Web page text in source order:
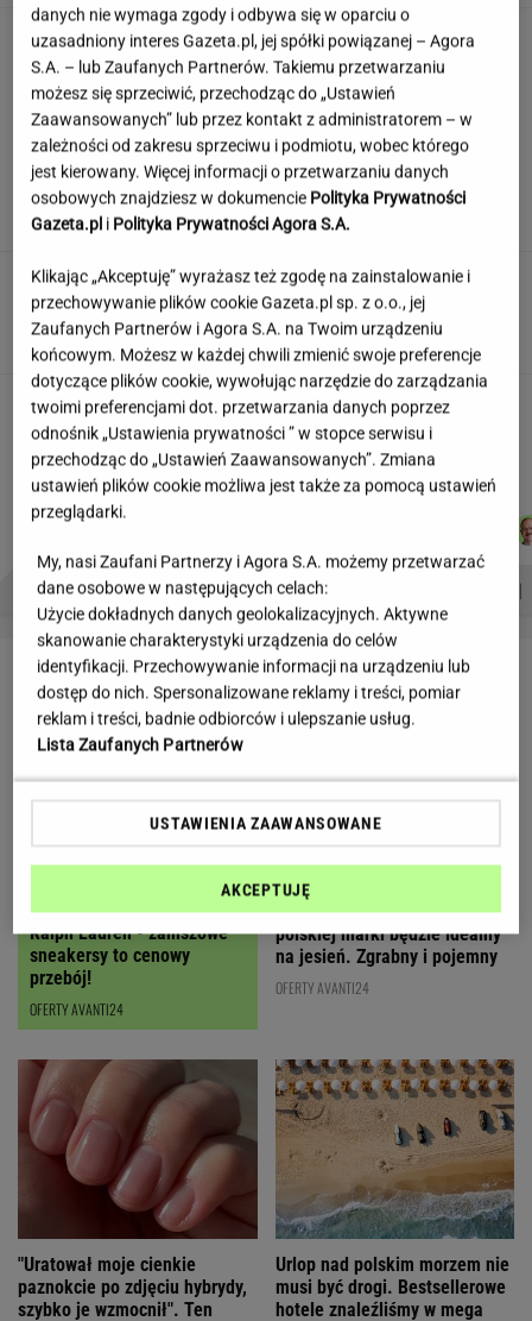
Letni quiz dla mistrzów wiedzy ogólnej. Tylko
erudyta pochwali się 20/20
To nie droga na skróty. Matka pokazuje, jak
naprawdę wygląda edukacja domowa
MATERIAŁ PROMOCYJNY
Partnerka Litewki po jego
śmierci: Niektórzy zlecieli się jak sępy
SUBSKRYPCJA
Najniższe poparcie dla PiS w sondażu od lat.
Doda i jej były mąż oskarżeni
PROBLEMY POLSKICH SIATKARZY ZNAK Z '30'
LETNIE OKAZJE
Czyszczenie magazynów
Ralph Lauren - zamszowe
sneakersy to cenowy
przebój!
OFERTY AVANTI24
Ten karmelowy kuferek od
polskiej marki będzie idealny
na jesień. Zgrabny i pojemny
OFERTY AVANTI24
"Uratował moje cienkie
paznokcie po zdjęciu hybrydy,
szybko je wzmocnił". Ten
Urlop nad polskim morzem nie
musi być drogi. Bestsellerowe
hotele znaleźliśmy w mega
danych nie wymaga zgody i odbywa się w oparciu o
uzasadniony interes Gazeta.pl, jej spółki powiązanej – Agora
S.A. – lub Zaufanych Partnerów. Takiemu przetwarzaniu
możesz się sprzeciwić, przechodząc do „Ustawień
Zaawansowanych” lub przez kontakt z administratorem – w
zależności od zakresu sprzeciwu i podmiotu, wobec którego
jest kierowany. Więcej informacji o przetwarzaniu danych
osobowych znajdziesz w dokumencie Polityka Prywatności
Gazeta.pl i Polityka Prywatności Agora S.A.
Klikając „Akceptuję” wyrażasz też zgodę na zainstalowanie i
przechowywanie plików cookie Gazeta.pl sp. z o.o., jej
Zaufanych Partnerów i Agora S.A. na Twoim urządzeniu
końcowym. Możesz w każdej chwili zmienić swoje preferencje
dotyczące plików cookie, wywołując narzędzie do zarządzania
twoimi preferencjami dot. przetwarzania danych poprzez
odnośnik „Ustawienia prywatności ” w stopce serwisu i
przechodząc do „Ustawień Zaawansowanych”. Zmiana
ustawień plików cookie możliwa jest także za pomocą ustawień
przeglądarki.
My, nasi Zaufani Partnerzy i Agora S.A. możemy przetwarzać
dane osobowe w następujących celach:
Użycie dokładnych danych geolokalizacyjnych. Aktywne
skanowanie charakterystyki urządzenia do celów
identyfikacji. Przechowywanie informacji na urządzeniu lub
dostęp do nich. Spersonalizowane reklamy i treści, pomiar
reklam i treści, badnie odbiorców i ulepszanie usług.
Lista Zaufanych Partnerów
USTAWIENIA ZAAWANSOWANE
AKCEPTUJĘ